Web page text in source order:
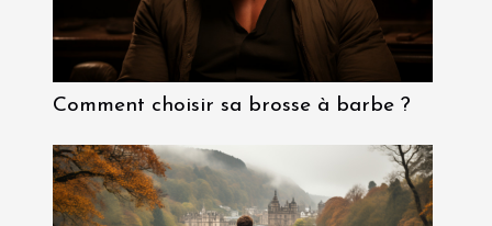
Comment choisir sa brosse à barbe ?